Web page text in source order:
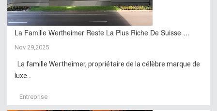
La Famille Wertheimer Reste La Plus Riche De Suisse …
Nov 29,2025
La famille Wertheimer, propriétaire de la célèbre marque de
luxe...
Entreprise